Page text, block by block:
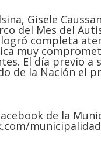
Gisele
del Mes del
completa
muy
El día previo a
de la Nación el
de la